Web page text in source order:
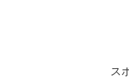
ス